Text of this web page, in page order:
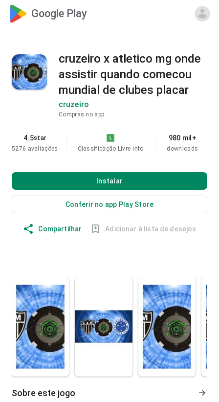
Google Play
cruzeiro x atletico mg onde
assistir quando comecou
mundial de clubes placar
cruzeiro
Compras no app
4.5star
5276 avaliações
Classificação Livre info
980 mil+
downloads
Instalar
Conferir no app Play Store
Compartilhar Adicionar à lista de desejos
Sobre este jogo